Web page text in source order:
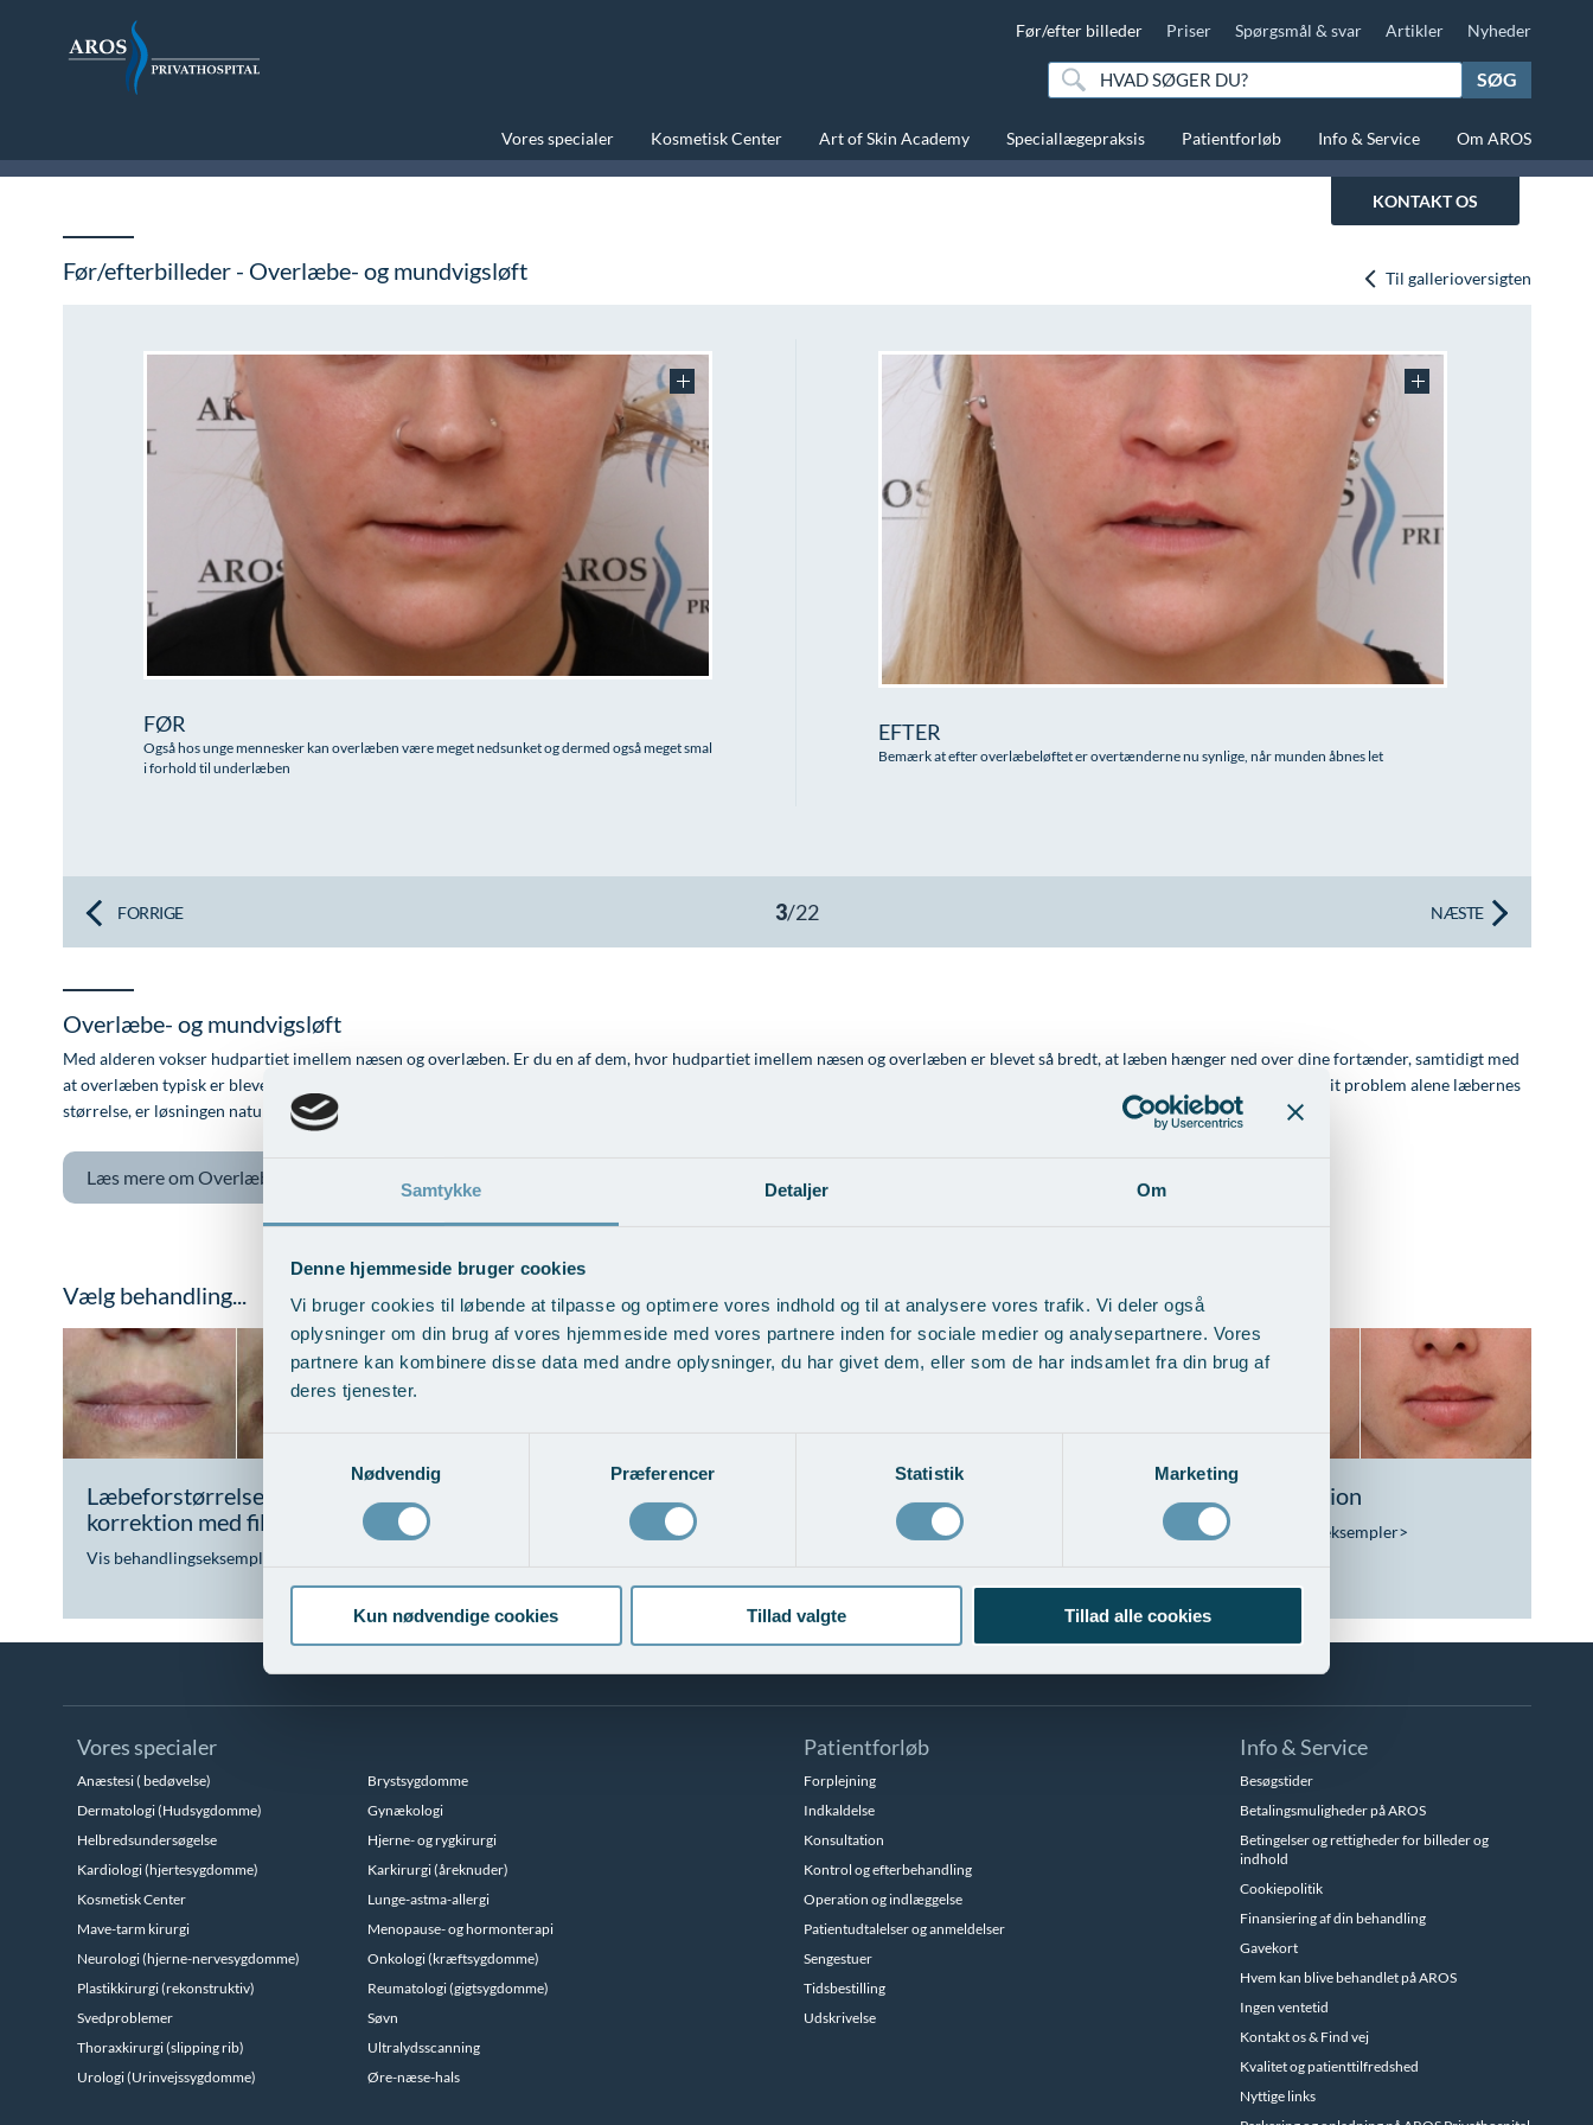
Samtykke Detaljer Om
Denne hjemmeside bruger cookies
Vi bruger cookies til løbende at tilpasse og optimere vores indhold og til at analysere vores trafik. Vi deler også
oplysninger om din brug af vores hjemmeside med vores partnere inden for sociale medier og analysepartnere. Vores
partnere kan kombinere disse data med andre oplysninger, du har givet dem, eller som de har indsamlet fra din brug af
deres tjenester.
Nødvendig
Præferencer Statistik Marketing
Kun nødvendige cookies Tillad valgte Tillad alle cookies
Før/efter billeder Priser Spørgsmål & svar Artikler Nyheder
SØG
Vores specialer Kosmetisk Center Art of Skin Academy Speciallægepraksis Patientforløb Info & Service Om AROS
KONTAKT OS
Før/efterbilleder - Overlæbe- og mundvigsløft Til gallerioversigten
FØR
Også hos unge mennesker kan overlæben være meget nedsunket og dermed også meget smal
i forhold til underlæben
EFTER
Bemærk at efter overlæbeløftet er overtænderne nu synlige, når munden åbnes let
FORRIGE NÆSTE
Overlæbe- og mundvigsløft
Med alderen vokser hudpartiet imellem næsen og overlæben. Er du en af dem, hvor hudpartiet imellem næsen og overlæben er blevet så bredt, at læben hænger ned over dine fortænder, samtidigt med
at overlæben typisk er blevet meget smal, kan operation med mindskelse af hudlængden oven for overlæben og dermed løft af overlæben være den bedste løsning for dig. Er dit problem alene læbernes
størrelse, er løsningen naturligvis en filler eller fedttransplantation.
Læs mere om Overlæbe- og mundvigsløft
Vælg behandling...
Læbeforstørrelse/ læbeform
korrektion med filler
Vis behandlingseksempler
Læbeforstørrelse med
fedttransplantation
Overlæbe- og mundvigsløft
Vis behandlingseksempler
Læbereduktion
Vis behandlingseksempler>
Vores specialer
Anæstesi ( bedøvelse)
Brystsygdomme
Dermatologi (Hudsygdomme)
Gynækologi
Helbredsundersøgelse
Hjerne- og rygkirurgi
Kardiologi (hjertesygdomme)
Karkirurgi (åreknuder)
Kosmetisk Center
Lunge-astma-allergi
Mave-tarm kirurgi
Menopause- og hormonterapi
Neurologi (hjerne-nervesygdomme)
Onkologi (kræftsygdomme)
Plastikkirurgi (rekonstruktiv)
Reumatologi (gigtsygdomme)
Svedproblemer
Søvn
Thoraxkirurgi (slipping rib)
Ultralydsscanning
Urologi (Urinvejssygdomme)
Øre-næse-hals
Patientforløb
Forplejning
Indkaldelse
Konsultation
Kontrol og efterbehandling
Operation og indlæggelse
Patientudtalelser og anmeldelser
Sengestuer
Tidsbestilling
Udskrivelse
Info & Service
Besøgstider
Betalingsmuligheder på AROS
Betingelser og rettigheder for billeder og
indhold
Cookiepolitik
Finansiering af din behandling
Gavekort
Hvem kan blive behandlet på AROS
Ingen ventetid
Kontakt os & Find vej
Kvalitet og patienttilfredshed
Nyttige links